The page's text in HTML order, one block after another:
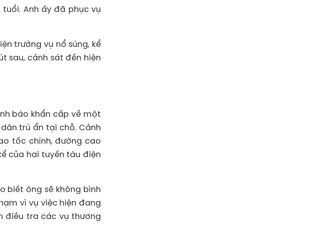
Anh ấy đã phục vụ
trường vụ nổ súng, kể
sau, cảnh sát đến hiện
báo khẩn cấp về một
trú ẩn tại chỗ. Cảnh
tốc chính, đường cao
của hai tuyến tàu điện
biết ông sẽ không bình
vì vụ việc hiện đang
điều tra các vụ thương